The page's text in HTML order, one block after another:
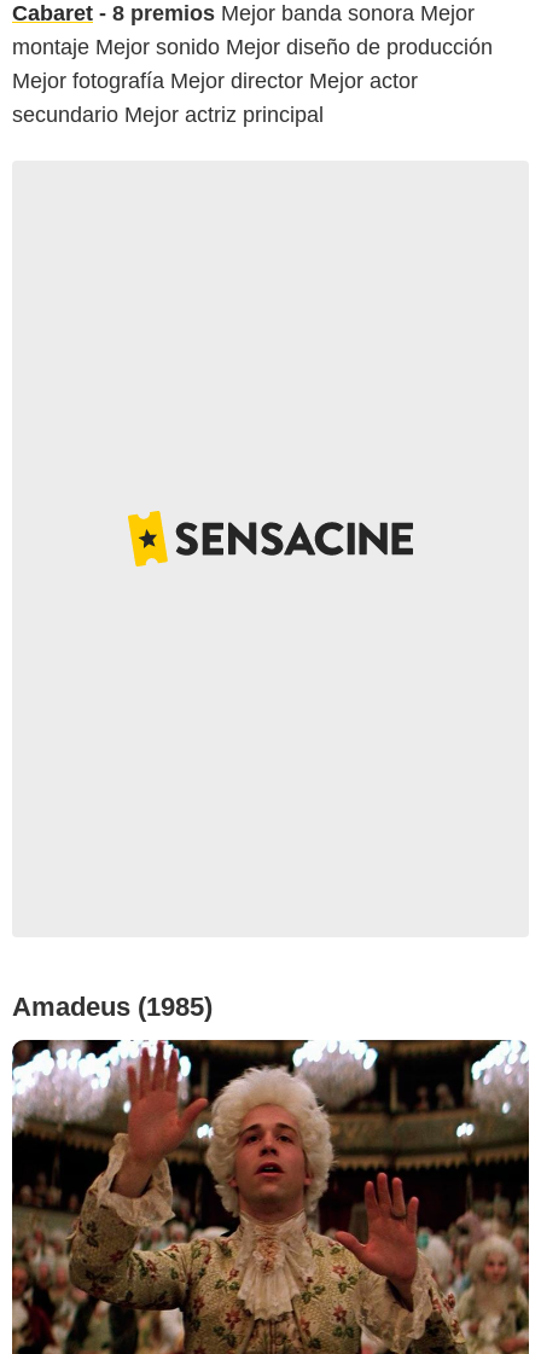
Cabaret - 8 premios Mejor banda sonora Mejor
montaje Mejor sonido Mejor diseño de producción
Mejor fotografía Mejor director Mejor actor
secundario Mejor actriz principal
Amadeus (1985)